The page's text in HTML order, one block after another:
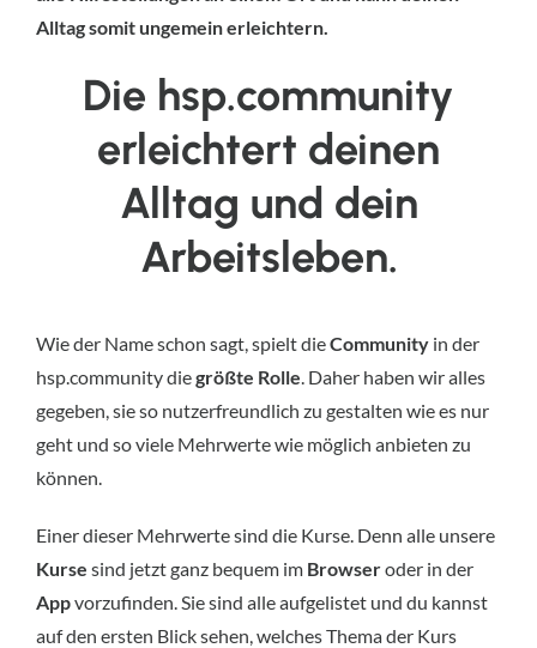
Alltag somit ungemein erleichtern.
Die hsp.community
erleichtert deinen
Alltag und dein
Arbeitsleben.
Wie der Name schon sagt, spielt dieCommunity in der
hsp.community diegrößte Rolle . Daher haben wir alles
gegeben, sie so nutzerfreundlich zu gestalten wie es nur
geht und so viele Mehrwerte wie möglich anbieten zu
können.
Einer dieser Mehrwerte sind die Kurse. Denn alle unsere
Kurse sind jetzt ganz bequem im Browseroder in der
Appvorzufinden. Sie sind alle aufgelistet und du kannst
auf den ersten Blick sehen, welches Thema der Kurs